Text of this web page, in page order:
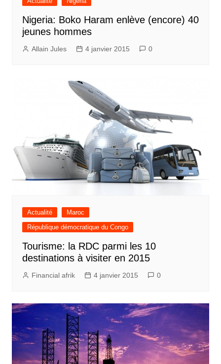
Nigeria: Boko Haram enlève (encore) 40
jeunes hommes
Allain Jules 4 janvier 2015 0
Actualité
Maroc
République démocratique du Congo
Tourisme: la RDC parmi les 10
destinations à visiter en 2015
Financial afrik 4 janvier 2015 0